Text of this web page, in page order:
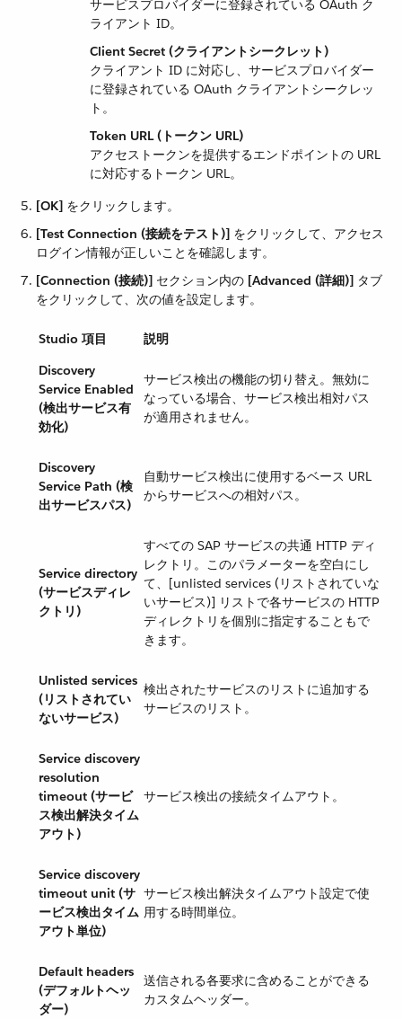
サービスプロバイダーに登録されている OAuth ク
ライアント ID。
Client Secret (クライアントシークレット)
クライアント ID に対応し、サービスプロバイダー
に登録されている OAuth クライアントシークレッ
ト。
Token URL (トークン URL)
アクセストークンを提供するエンドポイントの URL
に対応するトークン URL。
[OK] ​ をクリックします。
[Test Connection (接続をテスト)] ​ をクリックして、アクセス
ログイン情報が正しいことを確認します。
[Connection (接続)] ​ セクション内の ​ [Advanced (詳細)] ​ タブ
をクリックして、次の値を設定します。
Studio 項目
説明
Discovery
Service Enabled
(検出サービス有
効化)
サービス検出の機能の切り替え。無効に
なっている場合、サービス検出相対パス
が適用されません。
Discovery
Service Path (検
出サービスパス)
自動サービス検出に使用するベース URL
からサービスへの相対パス。
Service directory
(サービスディレ
クトリ)
すべての SAP サービスの共通 HTTP ディ
レクトリ。このパラメーターを空白にし
て、[unlisted services (リストされていな
いサービス)] リストで各サービスの HTTP
ディレクトリを個別に指定することもで
きます。
Unlisted services
(リストされてい
ないサービス)
検出されたサービスのリストに追加する
サービスのリスト。
Service discovery
resolution
timeout (サービ
ス検出解決タイム
アウト)
サービス検出の接続タイムアウト。
Service discovery
timeout unit (サ
ービス検出タイム
アウト単位)
サービス検出解決タイムアウト設定で使
用する時間単位。
Default headers
(デフォルトヘッ
ダー)
送信される各要求に含めることができる
カスタムヘッダー。